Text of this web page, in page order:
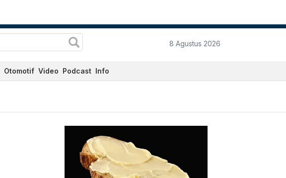
8 Agustus 2026
Otomotif Video Podcast Info